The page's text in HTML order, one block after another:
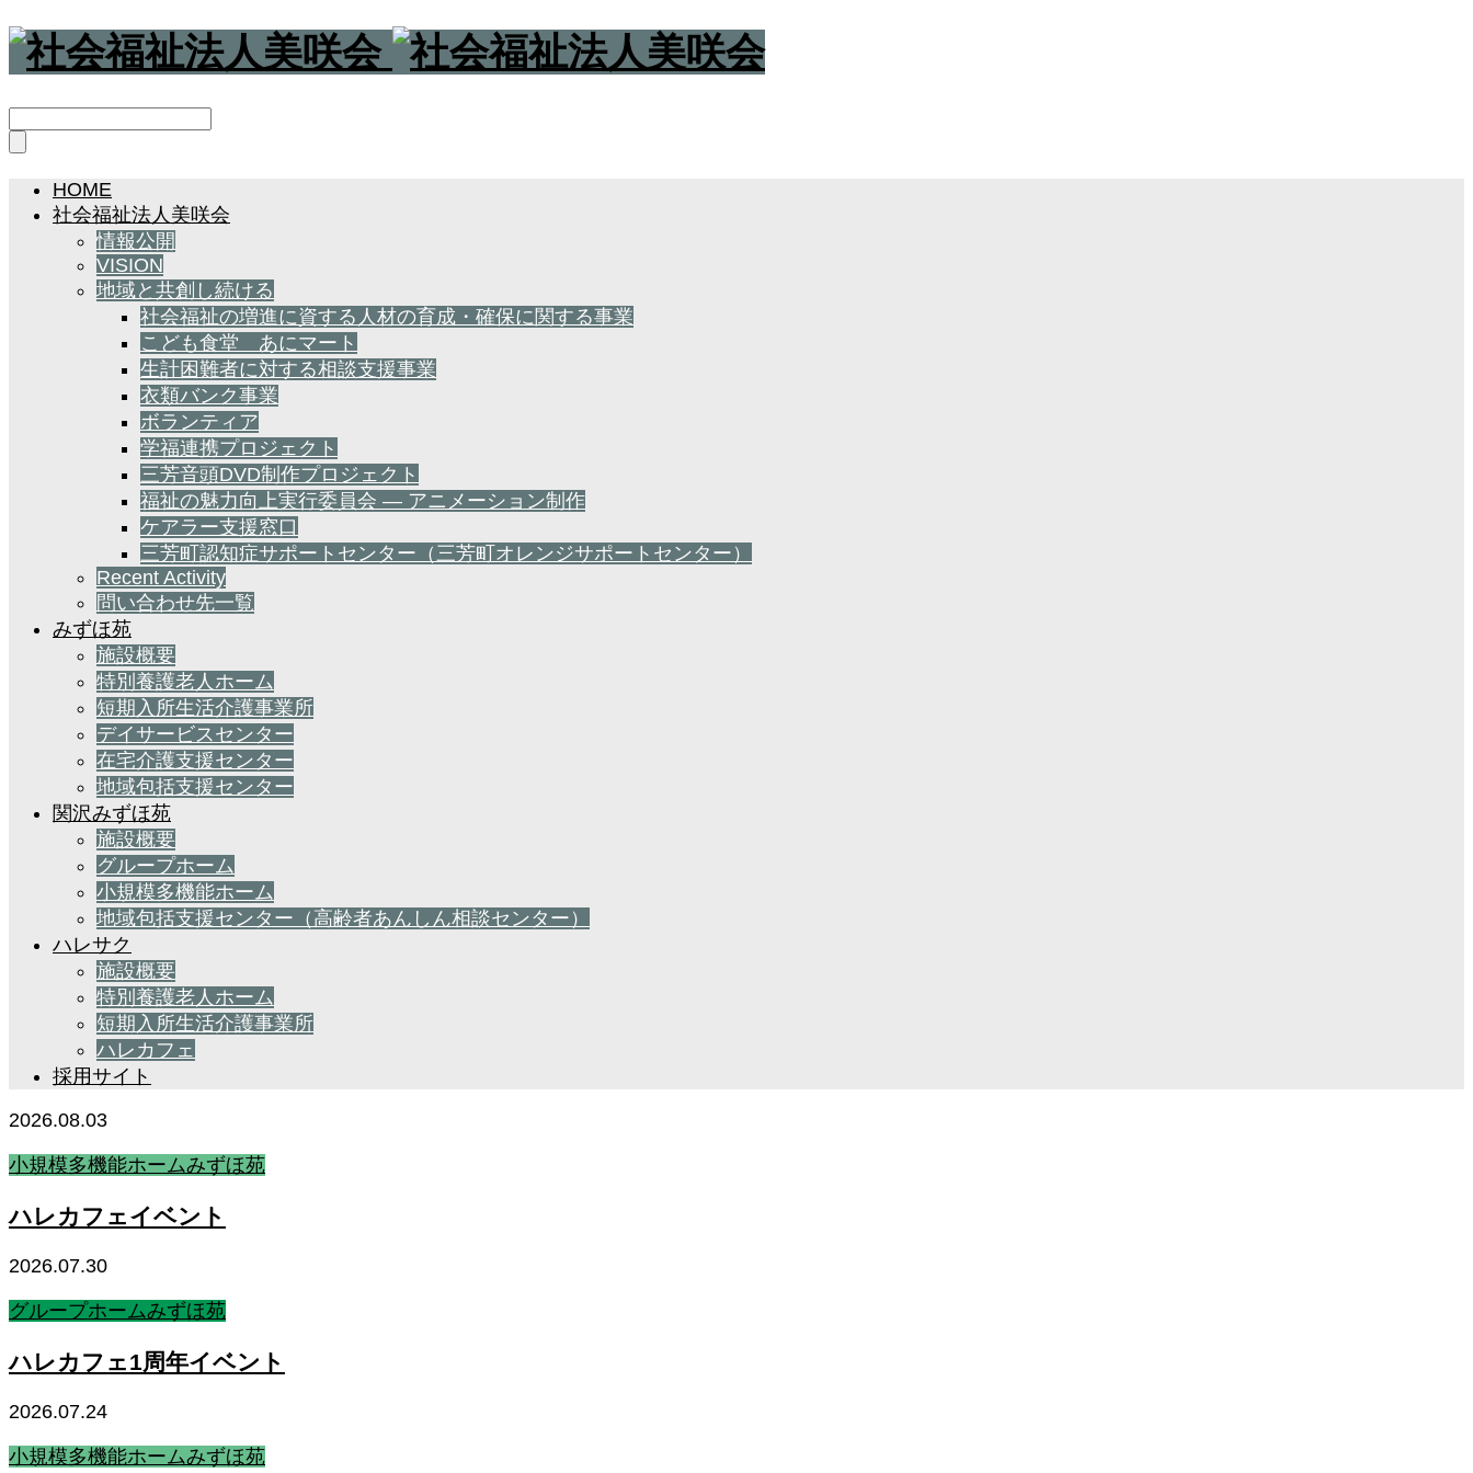
HOME
社会福祉法人美咲会
情報公開
VISION
地域と共創し続ける
社会福祉の増進に資する人材の育成・確保に関する事業
こども食堂 あにマート
生計困難者に対する相談支援事業
衣類バンク事業
ボランティア
学福連携プロジェクト
三芳音頭DVD制作プロジェクト
福祉の魅力向上実行委員会 — アニメーション制作
ケアラー支援窓口
三芳町認知症サポートセンター（三芳町オレンジサポートセンター）
Recent Activity
問い合わせ先一覧
みずほ苑
施設概要
特別養護老人ホーム
短期入所生活介護事業所
デイサービスセンター
在宅介護支援センター
地域包括支援センター
関沢みずほ苑
施設概要
グループホーム
小規模多機能ホーム
地域包括支援センター（高齢者あんしん相談センター）
ハレサク
施設概要
特別養護老人ホーム
短期入所生活介護事業所
ハレカフェ
採用サイト
2026.08.03
小規模多機能ホームみずほ苑
ハレカフェイベント
2026.07.30
グループホームみずほ苑
ハレカフェ1周年イベント
2026.07.24
小規模多機能ホームみずほ苑